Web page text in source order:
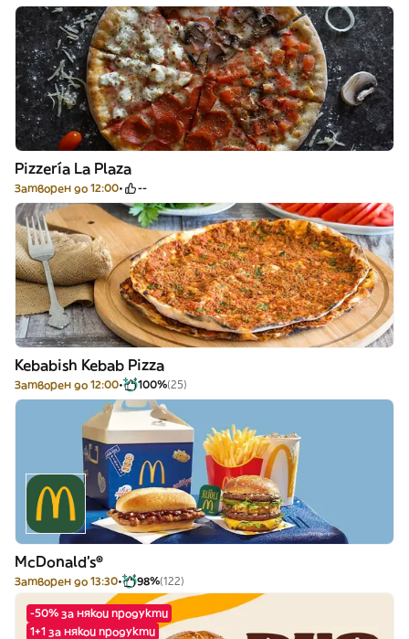
Pizzería La Plaza
Затворен до 12:00 --
Kebabish Kebab Pizza
Затворен до 12:00 100%(25)
McDonald's®
Затворен до 13:30 98%(122)
-50% за някои продукти
1+1 за някои продукти